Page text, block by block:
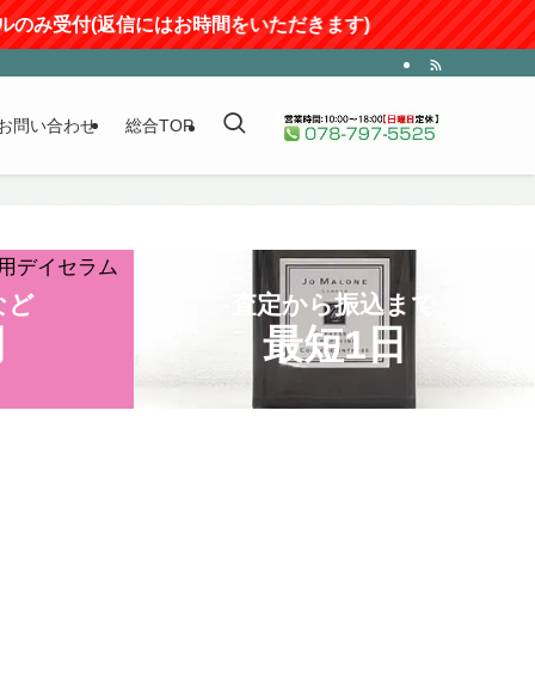
はお時間をいただきます)
問い合わせ 総合TOP
ど 査定から振込まで
最短1日